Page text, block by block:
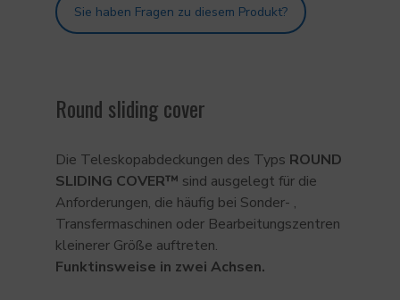
Sie haben Fragen zu diesem Produkt?
Round sliding cover
Die Teleskopabdeckungen des Typs ROUND
SLIDING COVER™ sind ausgelegt für die
Anforderungen, die häufig bei Sonder- ,
Transfermaschinen oder Bearbeitungszentren
kleinerer Größe auftreten.
Funktinsweise in zwei Achsen.